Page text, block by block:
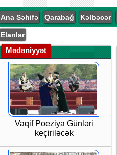
Ana Səhifə Qarabağ Kəlbəcər
Elanlar
Mədəniyyət
Vaqif Poeziya Günləri
keçiriləcək